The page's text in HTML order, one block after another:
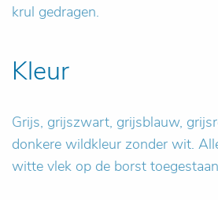
krul gedragen.
Kleur
Grijs, grijszwart, grijsblauw,
donkere wildkleur zonder wit.
witte vlek op de borst